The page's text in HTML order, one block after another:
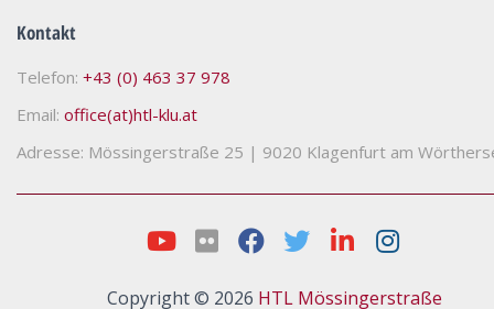
Kontakt
Telefon: +43 (0) 463 37 978
Email: office(at)htl-klu.at
Adresse: Mössingerstraße 25 | 9020 Klagenfurt am
Copyright © 2026 HTL Mössingerstraße